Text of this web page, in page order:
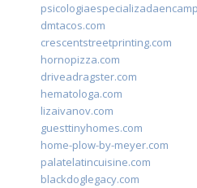
dmtacos.com
crescentstreetprinting.com
hornopizza.com
driveadragster.com
hematologa.com
lizaivanov.com
guesttinyhomes.com
home-plow-by-meyer.com
palatelatincuisine.com
blackdoglegacy.com